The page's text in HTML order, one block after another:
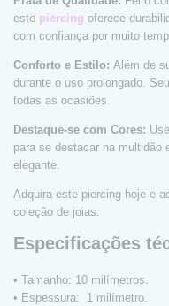
este piercing oferece
com confiança por muito
Conforto e Estilo: Além de
durante o uso prolongado.
todas as ocasiões.
Destaque-se com Cores:
para se destacar na multidão
elegante.
Adquira este piercing hoje e
coleção de joias.
Especificações
• Tamanho: 10 milímetros.
• Espessura: 1 milímetro.